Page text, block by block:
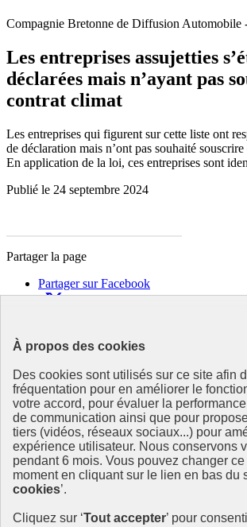
Compagnie Bretonne de Diffusion Automobile
Les entreprises assujetties
déclarées mais n’ayant pas
contrat climat
Les entreprises qui figurent sur cette liste ont
de déclaration mais n’ont pas souhaité
En application de la loi, ces entreprises sont
Publié le 24 septembre 2024
Partager la page
Partager sur Facebook
Copier dans le presse-papier
République
Française
Le portail est conçu pour être le point d'accès
déclaration et au dépôt des contrats climat
commerciales et transition écologique. Il s'agit
gouvernemental, produit par le Commissariat
développement durable (CGDD), direction du
À propos des cookies
Des cookies sont utilisés sur ce site afin
fréquentation pour en améliorer le
votre accord, pour évaluer la
de communication ainsi que pour
tiers (vidéos, réseaux sociaux...) pour
expérience utilisateur. Nous conservons
pendant 6 mois. Vous pouvez changer
moment en cliquant sur le lien en bas du
cookies’.
Cliquez sur ‘Tout accepter’ pour